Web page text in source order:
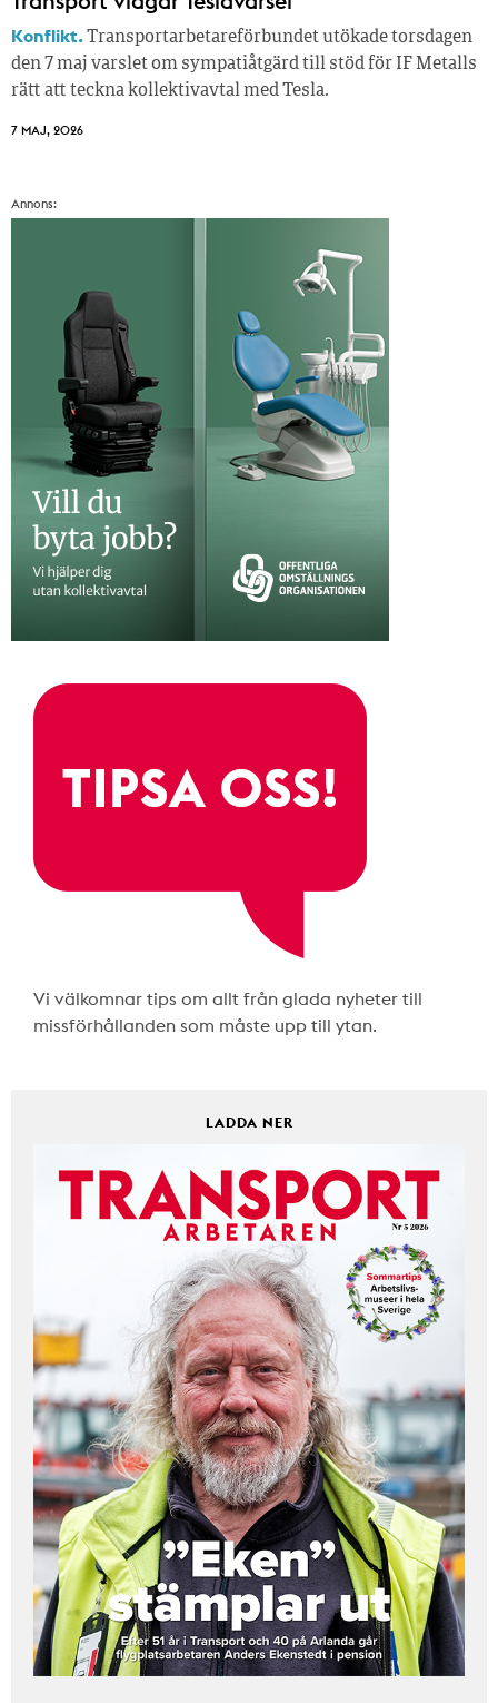
Konflikt.Transportarbetareförbundet utökade torsdagen
den 7 maj varslet om sympatiåtgärd till stöd för IF Metalls
rätt att teckna kollektivavtal med Tesla.
7 MAJ, 2026
Annons:
Vi välkomnar tips om allt från glada nyheter till
missförhållanden som måste upp till ytan.
LADDA NER